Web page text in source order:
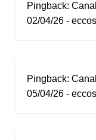
Pingback:
02/04/26 -
Pingback:
05/04/26 -